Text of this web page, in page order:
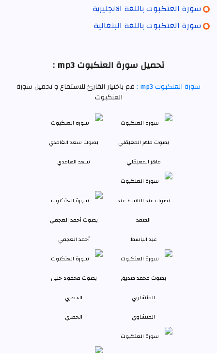
سورة العنكبوت باللغة الانجليزية
سورة العنكبوت باللغة البنغالية
تحميل سورة العنكبوت mp3 :
سورة العنكبوت mp3 :
قم باختيار القارئ للاستماع و تحميل سورة
العنكبوت
ماهر المعيقلي سعد الغامدي
عبد الباسط أحمد العجمي
المنشاوي الحصري